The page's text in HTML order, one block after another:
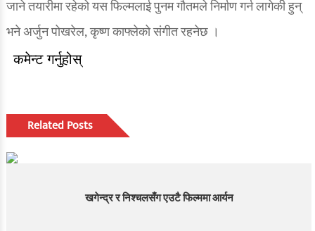
सेलिब्रेटी ग्यालरी
देश/विदेश
जाने तयारीमा रहेको यस फिल्मलाई पुनम गौतमले निर्माण गर्न लागेकी हुन्
भने अर्जुन पोखरेल, कृष्ण काफ्लेको संगीत रहनेछ ।
कमेन्ट गर्नुहोस्
Related Posts
खगेन्द्र र निश्चलसँग एउटै फिल्ममा आर्यन